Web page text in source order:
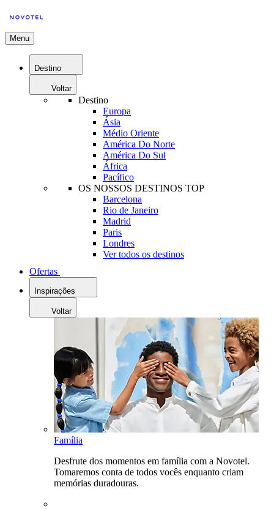
Menu
Destino
Voltar
Destino
Europa
Ásia
Médio Oriente
América Do Norte
América Do Sul
África
Pacífico
OS NOSSOS DESTINOS TOP
Barcelona
Rio de Janeiro
Madrid
Paris
Londres
Ver todos os destinos
Ofertas
Inspirações
Voltar
Família
Desfrute dos momentos em família com a Novotel.
Tomaremos conta de todos vocês enquanto criam
memórias duradouras.